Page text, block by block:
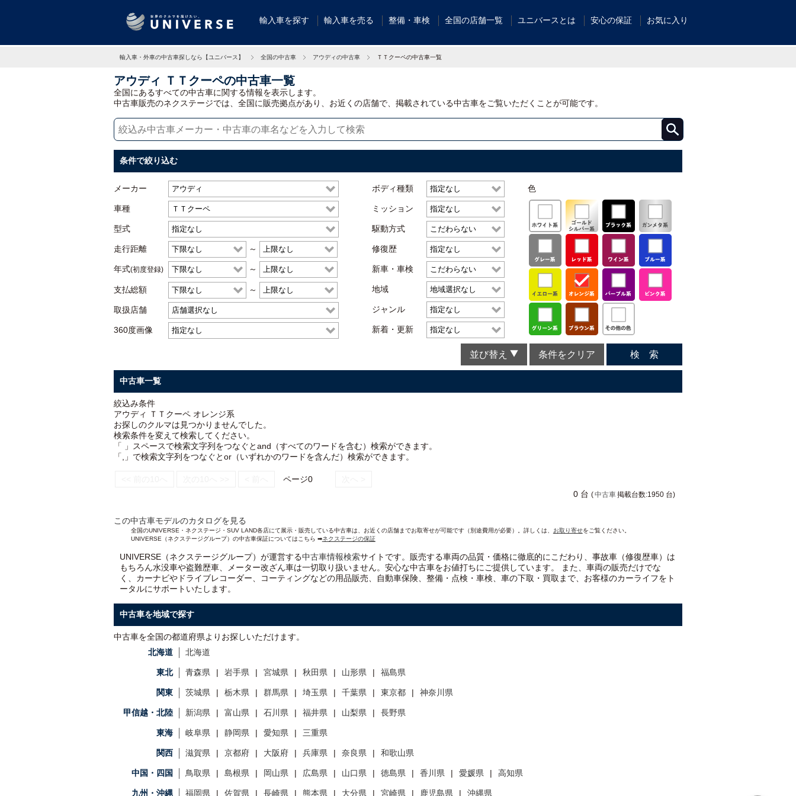
輸入車を探す 輸入車を売る 整備・車検 全国の店舗一覧 ユニバースとは 安心の保証 お気に入り
輸入車・外車の中古車探しなら【ユニバース】 全国の中古車 アウディの中古車 ＴＴクーペの中古車一覧
アウディ ＴＴクーペの中古車一覧
全国にあるすべての中古車に関する情報を表示します。
中古車販売のネクステージでは、全国に販売拠点があり、お近くの店舗で、掲載されている中古車をご覧いただくことが可能です。
条件で絞り込む
メーカー
車種
型式
走行距離 ～
年式(初度登録) ～
支払総額 ～
取扱店舗
360度画像
ボディ種類
ミッション
駆動方式
修復歴
新車・車検
地域
ジャンル
新着・更新
色
並び替え 条件をクリア 検 索
中古車一覧
絞込み条件
アウディ ＴＴクーペ オレンジ系
お探しのクルマは見つかりませんでした。
検索条件を変えて検索してください。
「 」スペースで検索文字列をつなぐとand（すべてのワードを含む）検索ができます。
「,」で検索文字列をつなぐとor（いずれかのワードを含んだ）検索ができます。
ページ0
0 台 (中古車掲載台数:1950 台)
この中古車モデルのカタログを見る
全国のUNIVERSE・ネクステージ・SUV LAND各店にて展示・販売している中古車は、お近くの店舗までお取寄せが可能です（別途費用が必要）。詳しくは、 お取り寄せをご覧ください。
UNIVERSE（ネクステージグループ）の中古車保証についてはこちら ➡ネクステージの保証
UNIVERSE（ネクステージグループ）が運営する中古車情報検索サイトです。販売する車両の品質・価格に徹底的にこだわり、事故車（修復歴車）は
もちろん水没車や盗難歴車、メーター改ざん車は一切取り扱いません。安心な中古車をお値打ちに ご提供しています。 また、車両の販売だけでな
く、カーナビやドライブレコーダー、コーティングなどの用品販売、自動車保険、整備・点検・車検、車の下取・買取まで、お客様のカーライフをト
ータルにサポートいたします。
中古車を地域で探す
中古車を全国の都道府県よりお探しいただけます。
北海道
北海道
東北 青森県 岩手県 宮城県 秋田県 山形県 福島県
関東 茨城県 栃木県 群馬県 埼玉県 千葉県 東京都 神奈川県
甲信越・北陸 新潟県 富山県 石川県 福井県 山梨県 長野県
東海 岐阜県 静岡県 愛知県 三重県
関西 滋賀県 京都府 大阪府 兵庫県 奈良県 和歌山県
中国・四国 鳥取県 島根県 岡山県 広島県 山口県 徳島県 香川県 愛媛県 高知県
九州・沖縄 福岡県 佐賀県 長崎県 熊本県 大分県 宮崎県 鹿児島県 沖縄県